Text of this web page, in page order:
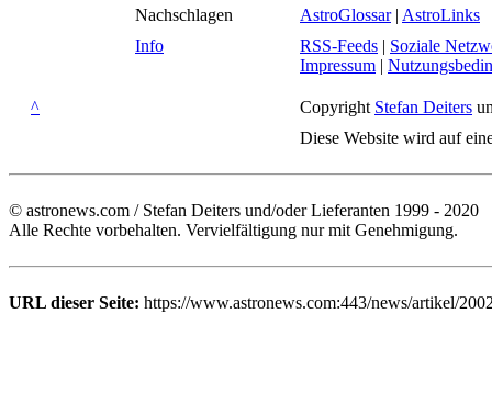
Nachschlagen
AstroGlossar| AstroLinks
Info
RSS-Feeds | Soziale
Impressum |
^ Copyright Stefan Deiters
Diese Website wird auf
© astronews.com / Stefan Deiters und/oder Lieferanten 1999 - 2020
Alle Rechte vorbehalten. Vervielfältigung nur mit Genehmigung.
URL dieser Seite: https://www.astronews.com:443/news/artikel/